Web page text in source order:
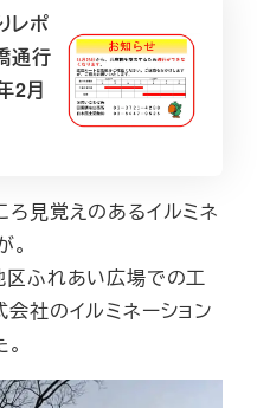
レポ
通行
2月
見覚えのあるイルミネ
。
区ふれあい広場での工
社のイルミネーション